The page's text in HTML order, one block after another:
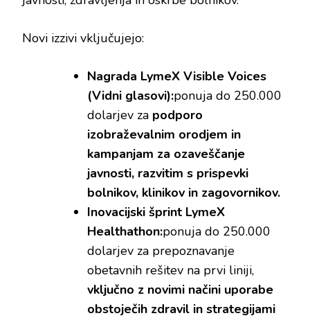
Novi izzivi vključujejo:
Nagrada LymeX Visible Voices
(Vidni glasovi):ponuja do 250.000
dolarjev za podporo
izobraževalnim orodjem in
kampanjam za ozaveščanje
javnosti, razvitim s prispevki
bolnikov, klinikov in zagovornikov.
Inovacijski šprint LymeX
Healthathon:ponuja do 250.000
dolarjev za prepoznavanje
obetavnih rešitev na prvi liniji,
vključno z novimi načini uporabe
obstoječih zdravil in strategijami